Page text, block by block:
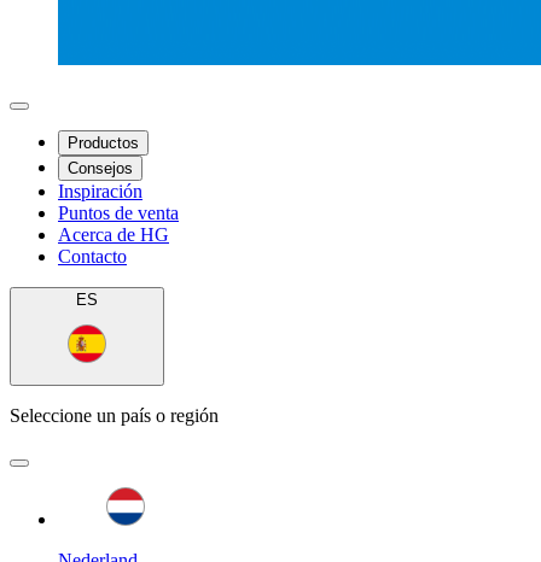
Productos
Consejos
Inspiración
Puntos de venta
Acerca de HG
Contacto
ES
Seleccione un país o región